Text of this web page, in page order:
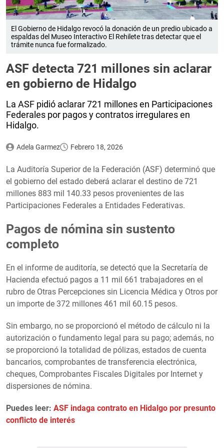
El Gobierno de Hidalgo revocó la donación de un predio ubicado a
espaldas del Museo Interactivo El Rehilete tras detectar que el
trámite nunca fue formalizado.
ASF detecta 721 millones sin aclarar
en gobierno de Hidalgo
La ASF pidió aclarar 721 millones en Participaciones
Federales por pagos y contratos irregulares en
Hidalgo.
Adela Garmez Febrero 18, 2026
La Auditoría Superior de la Federación (ASF) determinó que
el gobierno del estado deberá aclarar el destino de 721
millones 883 mil 140.33 pesos provenientes de las
Participaciones Federales a Entidades Federativas.
Pagos de nómina sin sustento
completo
En el informe de auditoría, se detectó que la Secretaría de
Hacienda efectuó pagos a 11 mil 661 trabajadores en el
rubro de Otras Percepciones sin Licencia Médica y Otros por
un importe de 372 millones 461 mil 60.15 pesos.
Sin embargo, no se proporcionó el método de cálculo ni la
autorización o fundamento legal para su pago; además, no
se proporcionó la totalidad de pólizas, estados de cuenta
bancarios, comprobantes de transferencia electrónica,
cheques, Comprobantes Fiscales Digitales por Internet y
dispersiones de nómina.
Puedes leer: ASF indaga contrato en Hidalgo por presunto
conflicto de interés